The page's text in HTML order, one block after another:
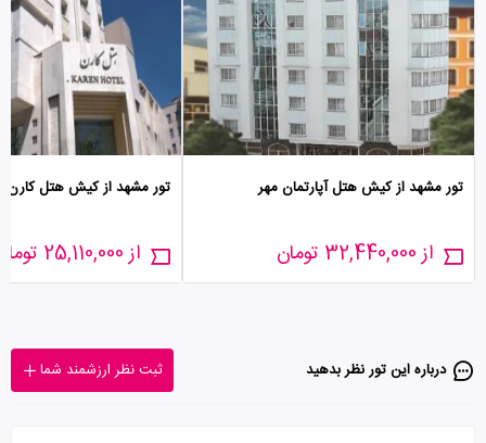
تور مشهد از کیش هتل آپارتمان مهر
از 32,440,000 تومان
تور مشهد از کیش هتل کارن
از 25,110,000 تومان
درباره این تور‌ نظر بدهید ثبت نظر ارزشمند شما